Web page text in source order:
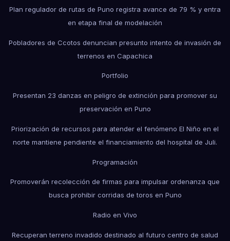
Plan regulador de rutas de Puno registra avance de 79 % y entra
en etapa final de modelación
Pobladores de Ccotos denuncian presunto intento de invasión de
terrenos en Capachica
Portfolio
Presentan 23 danzas en peligro de extinción para promover su
preservación en Puno
Priorización de recursos para atender el fenómeno El Niño en el
norte mantiene pendiente el financiamiento del hospital de Juli.
Programación
Promoverán recolección de firmas para impulsar ordenanza que
busca prohibir corridas de toros en Puno
Radio en Vivo
Recuperan terreno invadido destinado al futuro centro de salud